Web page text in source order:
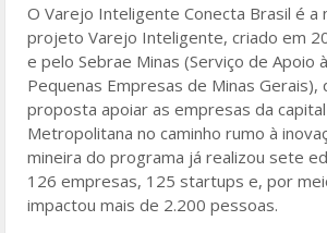
O Varejo Inteligente Conecta Brasil é a
projeto Varejo Inteligente, criado em
e pelo Sebrae Minas (Serviço de Apoio
Pequenas Empresas de Minas Gerais),
proposta apoiar as empresas da
Metropolitana no caminho rumo à
mineira do programa já realizou sete
126 empresas, 125 startups e, por
impactou mais de 2.200 pessoas.